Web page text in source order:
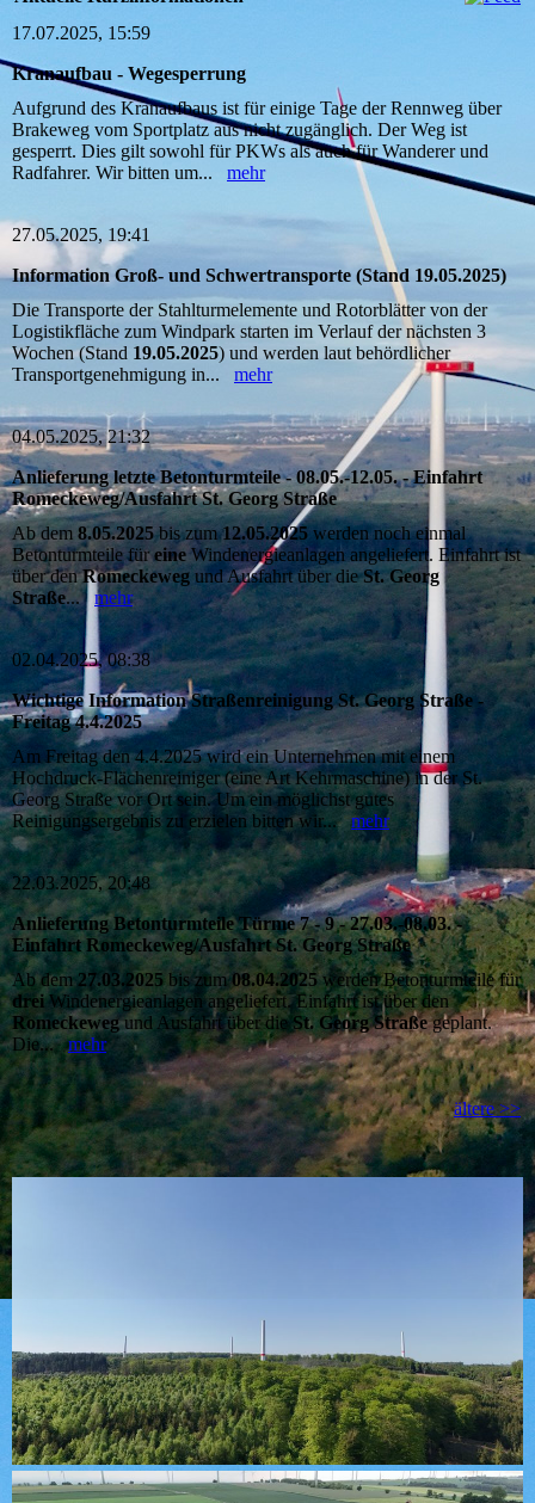
17.07.2025, 15:59
Kranaufbau - Wegesperrung
Aufgrund des Kranaufbaus ist für einige Tage der Rennweg über
Brakeweg vom Sportplatz aus nicht zugänglich. Der Weg ist
gesperrt. Dies gilt sowohl für PKWs als auch für Wanderer und
Radfahrer. Wir bitten um... mehr
27.05.2025, 19:41
Information Groß- und Schwertransporte (Stand 19.05.2025)
Die Transporte der Stahlturmelemente und Rotorblätter von der
Logistikfläche zum Windpark starten im Verlauf der nächsten 3
Wochen (Stand 19.05.2025) und werden laut behördlicher
Transportgenehmigung in... mehr
04.05.2025, 21:32
Anlieferung letzte Betonturmteile - 08.05.-12.05. - Einfahrt
Romeckeweg/Ausfahrt St. Georg Straße
Ab dem 8.05.2025bis zum12.05.2025 werden noch einmal
Betonturmteile füreineWindenergieanlagen angeliefert. Einfahrt ist
über denRomeckeweg und Ausfahrt über dieSt. Georg
Straße... mehr
02.04.2025, 08:38
Wichtige Information Straßenreinigung St. Georg Straße -
Freitag 4.4.2025
Am Freitag den 4.4.2025 wird ein Unternehmen mit einem
Hochdruck-Flächenreiniger (eine Art Kehrmaschine) in der St.
Georg Straße vor Ort sein. Um ein möglichst gutes
Reinigungsergebnis zu erzielen bitten wir...mehr
22.03.2025, 20:48
Anlieferung Betonturmteile Türme 7 - 9 - 27.03.-08.03. -
Einfahrt Romeckeweg/Ausfahrt St. Georg Straße
Ab dem27.03.2025 bis zum08.04.2025werden Betonturmteile für
dreiWindenergieanlagen angeliefert. Einfahrt ist über den
Romeckewegund Ausfahrt über dieSt. Georg Straßegeplant.
Die...mehr
ältere >>